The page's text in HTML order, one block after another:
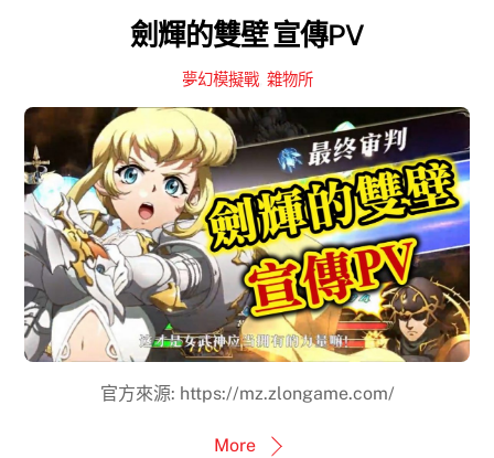
劍輝的雙壁 宣傳PV
夢幻模擬戰, 雜物所
官方來源: https://mz.zlongame.com/
More